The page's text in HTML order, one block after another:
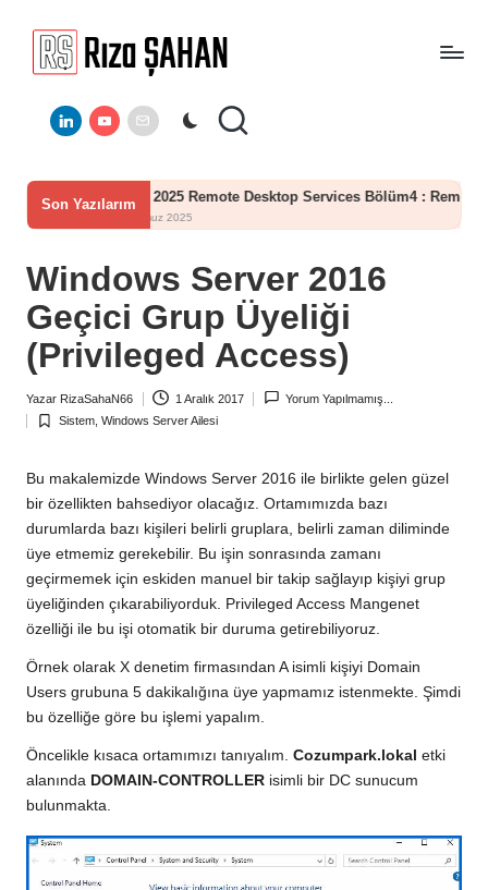
a
Ş
H
A
N
BilgiLinkedinYoutube
E-
Son Yazılarım
Server 2025 Remote Desktop Services Bölüm4 : RemoteApp
Windows Server 2016
Geçici Grup Üyeliği
(Privileged Access)
by
Yazar RizaSahaN66 1 Aralık 2017 Yorum Yapılmamış...
Posted
Sistem, Windows Server Ailesi
Bu makalemizde Windows Server 2016 ile birlikte gelen güzel
bir özellikten bahsediyor olacağız. Ortamımızda bazı
durumlarda bazı kişileri belirli gruplara, belirli zaman diliminde
üye etmemiz gerekebilir. Bu işin sonrasında zamanı
geçirmemek için eskiden manuel bir takip sağlayıp kişiyi grup
üyeliğinden çıkarabiliyorduk. Privileged Access Mangenet
özelliği ile bu işi otomatik bir duruma getirebiliyoruz.
Örnek olarak X denetim firmasından A isimli kişiyi Domain
Users grubuna 5 dakikalığına üye yapmamız istenmekte. Şimdi
bu özelliğe göre bu işlemi yapalım.
Öncelikle kısaca ortamımızı tanıyalım. Cozumpark.lokal etki
alanında DOMAIN-CONTROLLER isimli bir DC sunucum
bulunmakta.